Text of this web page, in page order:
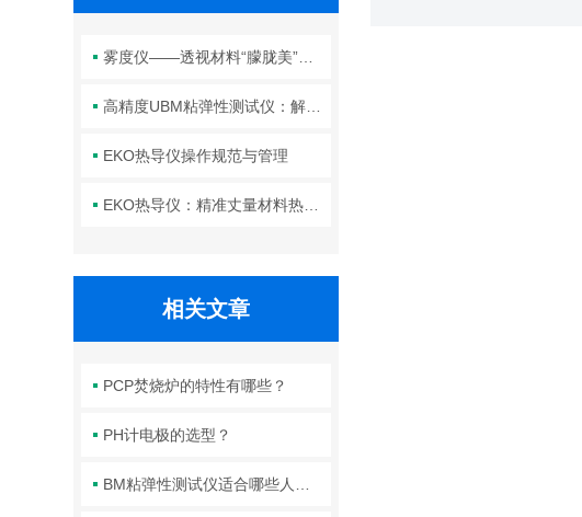
EKO热导仪操作规范与管理
相关文章
PCP焚烧炉的特性有哪些？
PH计电极的选型？